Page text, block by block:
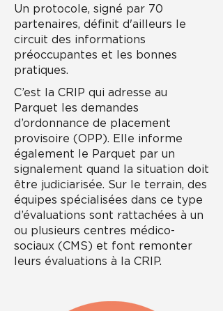
Un protocole, signé par 70
partenaires, définit d'ailleurs le
circuit des informations
préoccupantes et les bonnes
pratiques.
C’est la CRIP qui adresse au
Parquet les demandes
d’ordonnance de placement
provisoire (OPP). Elle informe
également le Parquet par un
signalement quand la situation doit
être judiciarisée. Sur le terrain, des
équipes spécialisées dans ce type
d’évaluations sont rattachées à un
ou plusieurs centres médico-
sociaux (CMS) et font remonter
leurs évaluations à la CRIP.